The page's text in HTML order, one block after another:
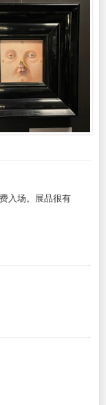
入场。展品很有